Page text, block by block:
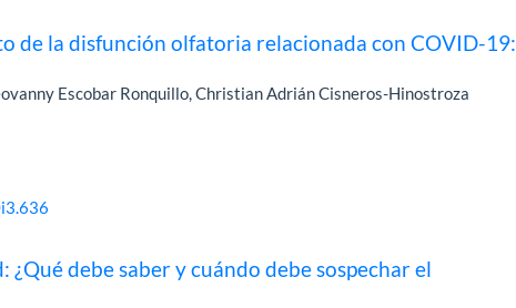
de la disfunción olfatoria relacionada con COVID-19:
Escobar Ronquillo, Christian Adrián Cisneros-Hinostroza
debe saber y cuándo debe sospechar el